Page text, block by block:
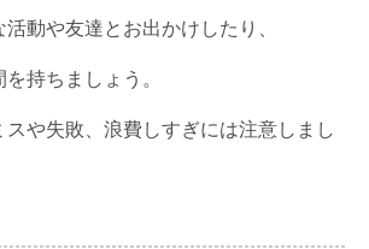
動や友達とお出かけしたり、
持ちましょう。
や失敗、浪費しすぎには注意しまし